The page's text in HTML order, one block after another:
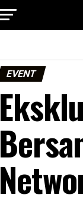
EVENT